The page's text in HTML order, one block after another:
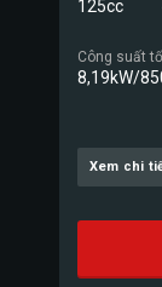
125cc
Công suất
8,19kW/
Xem chi